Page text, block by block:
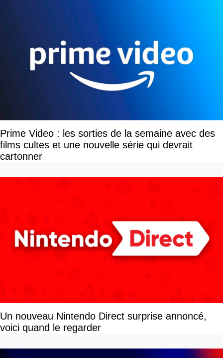
Prime Video : les sorties de la semaine avec des
films cultes et une nouvelle série qui devrait
cartonner
Un nouveau Nintendo Direct surprise annoncé,
voici quand le regarder